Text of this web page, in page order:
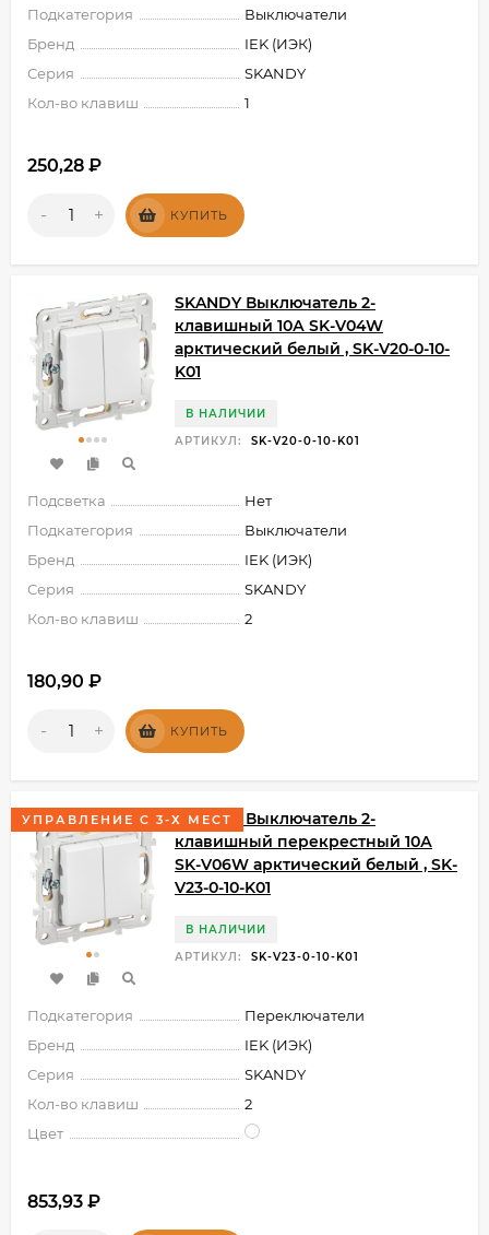
Подкатегория
Выключатели
Бренд
IEK (ИЭК)
Серия
SKANDY
Кол-во клавиш
1
250,28 ₽
- + КУПИТЬ
SKANDY Выключатель 2-
клавишный 10А SK-V04W
арктический белый , SK-V20-0-10-
K01
В НАЛИЧИИ
АРТИКУЛ:
SK-V20-0-10-K01
Подсветка
Нет
Подкатегория
Выключатели
Бренд
IEK (ИЭК)
Серия
SKANDY
Кол-во клавиш
2
180,90 ₽
- + КУПИТЬ
УПРАВЛЕНИЕ С 3-Х МЕСТSKANDY Выключатель 2-
клавишный перекрестный 10А
SK-V06W арктический белый , SK-
V23-0-10-K01
В НАЛИЧИИ
АРТИКУЛ:
SK-V23-0-10-K01
Подкатегория
Переключатели
Бренд
IEK (ИЭК)
Серия
SKANDY
Кол-во клавиш
2
Цвет
853,93 ₽